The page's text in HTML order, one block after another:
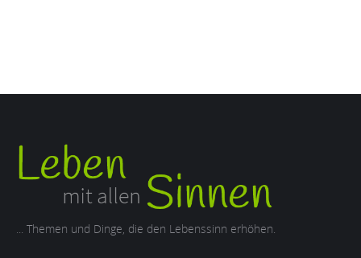
... Themen und Dinge, die den Lebenssinn erhöhen.